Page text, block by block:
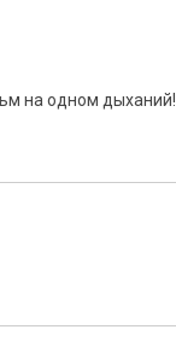
на одном дыханий!